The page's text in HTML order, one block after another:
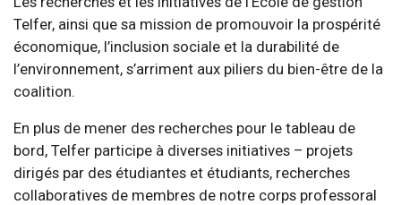
Telfer, ainsi que sa mission de promouvoir la prospérité
économique, l’inclusion sociale et la durabilité de
l’environnement, s’arriment aux piliers du bien-être de la
coalition.
En plus de mener des recherches pour le tableau de
bord, Telfer participe à diverses initiatives – projets
dirigés par des étudiantes et étudiants, recherches
collaboratives de membres de notre corps professoral